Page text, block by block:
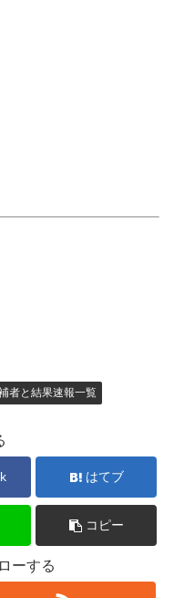
者と結果速報一覧
はてブ
コピー
ーする